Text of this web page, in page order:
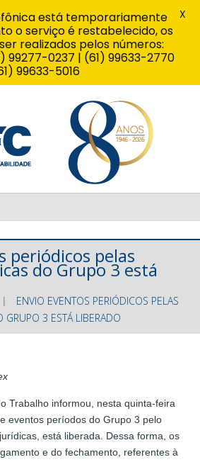
periódicos pelas
do Grupo 3 está
ENVIO EVENTOS PERIÓDICOS PELAS
GRUPO 3 ESTÁ LIBERADO
Trabalho informou, nesta quinta-feira
eventos períodos do Grupo 3 pelo
está liberada. Dessa forma, os
e do fechamento, referentes à
está temporariamente
o serviço é restabelecido, os
realizados pelos números:
99277-0237 | (61) 99633-2770
99633-5016
X